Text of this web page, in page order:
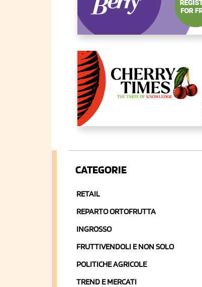
CATEGORIE
RETAIL
REPARTO ORTOFRUTTA
INGROSSO
FRUTTIVENDOLI E NON SOLO
POLITICHE AGRICOLE
TREND E MERCATI